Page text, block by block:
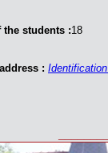
the students :18
: